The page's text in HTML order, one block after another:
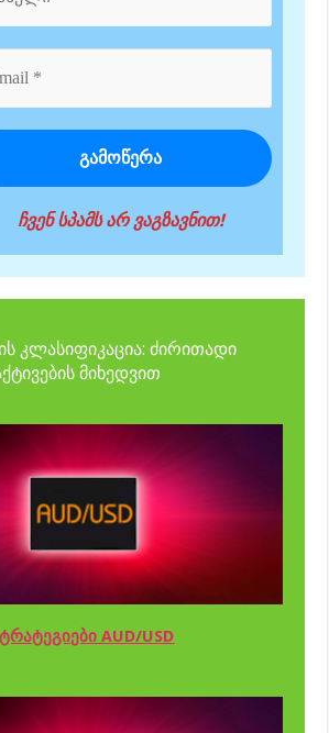
ჩვენ სპამს არ ვაგზავნით!
კლასიფიკაცია: ძირითადი
მიხედვით
AUD/USD